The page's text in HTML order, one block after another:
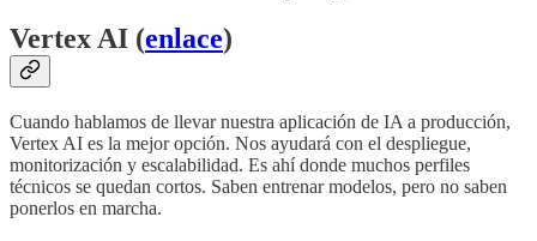
Vertex AI (enlace)
Cuando hablamos de llevar nuestra aplicación de IA a producción,
Vertex AI es la mejor opción. Nos ayudará con el despliegue,
monitorización y escalabilidad. Es ahí donde muchos perfiles
técnicos se quedan cortos. Saben entrenar modelos, pero no saben
ponerlos en marcha.